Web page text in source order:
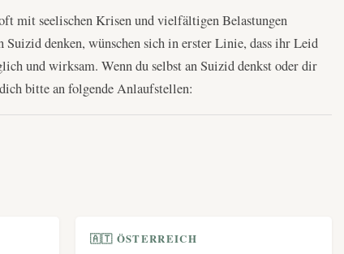
mit seelischen Krisen und vielfältigen Belastungen
Suizid denken, wünschen sich in erster Linie, dass ihr Leid
und wirksam. Wenn du selbst an Suizid denkst oder dir
bitte an folgende Anlaufstellen:
🇦🇹 ÖSTERREICH